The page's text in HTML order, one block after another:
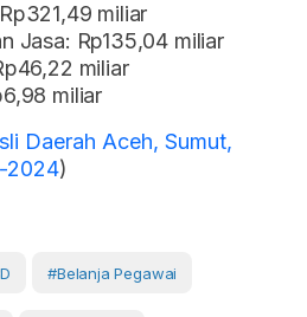
miliar
Jasa: Rp135,04 miliar
miliar
miliar
Daerah Aceh, Sumut,
2024)
#Belanja Pegawai